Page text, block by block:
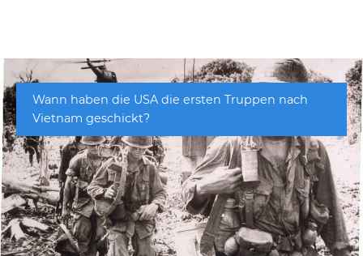
Wann haben die USA die ersten Truppen nach
Vietnam geschickt?